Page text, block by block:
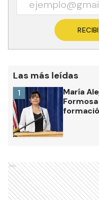
Las más leídas
María
1
Ads